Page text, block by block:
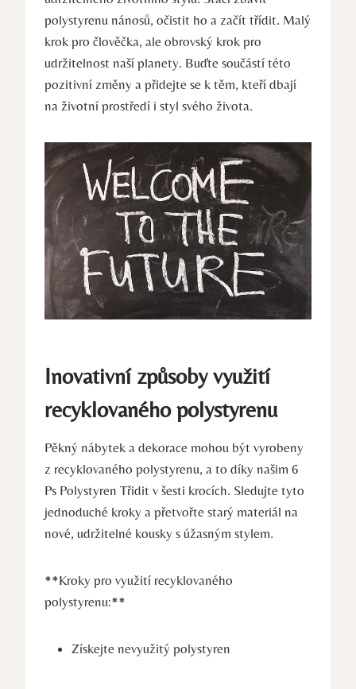
polystyrenu nánosů, očistit ho a začít třídit. Malý
krok pro člověčka, ale obrovský krok pro
udržitelnost naší planety. Buďte součástí této
pozitivní změny a přidejte se k těm, kteří dbají
na životní prostředí i styl svého života.
Inovativní způsoby využití
recyklovaného polystyrenu
Pěkný nábytek a dekorace mohou být vyrobeny
z recyklovaného polystyrenu, a to díky našim 6
Ps Polystyren Třidit v šesti krocích. Sledujte tyto
jednoduché kroky a přetvořte starý materiál na
nové, udržitelné kousky s úžasným stylem.
**Kroky pro využití recyklovaného
polystyrenu:**
Získejte nevyužitý polystyren